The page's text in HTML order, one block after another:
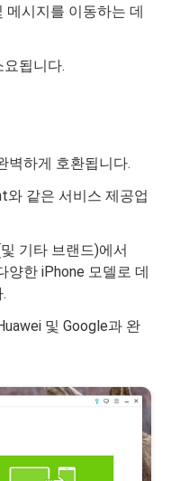
메시지를 이동하는 데
됩니다.
벽하게 호환됩니다.
와 같은 서비스 제공업
기타 브랜드)에서
양한 iPhone 모델로 데
및 Google과 완